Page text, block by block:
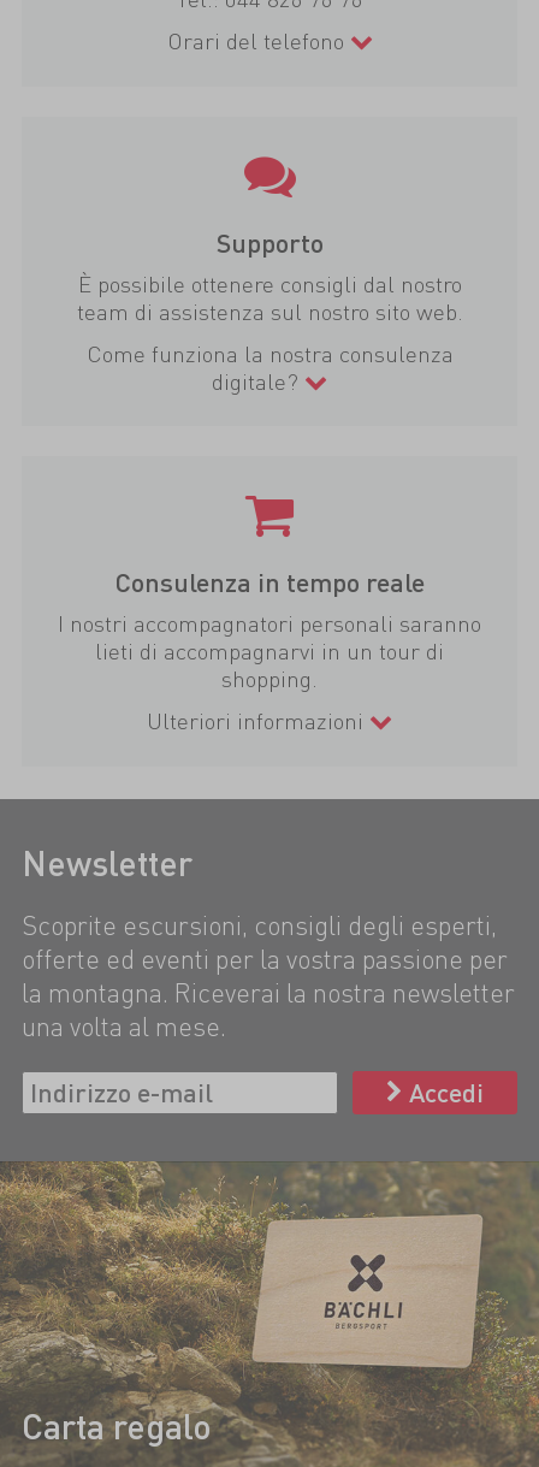
Orari del telefono
Supporto
È possibile ottenere consigli dal nostro
team di assistenza sul nostro sito web.
Come funziona la nostra consulenza
digitale?
Consulenza in tempo reale
I nostri accompagnatori personali saranno
lieti di accompagnarvi in un tour di
shopping.
Ulteriori informazioni
Newsletter
Scoprite escursioni, consigli degli esperti,
offerte ed eventi per la vostra passione per
la montagna. Riceverai la nostra newsletter
una volta al mese.
Accedi
Carta regalo